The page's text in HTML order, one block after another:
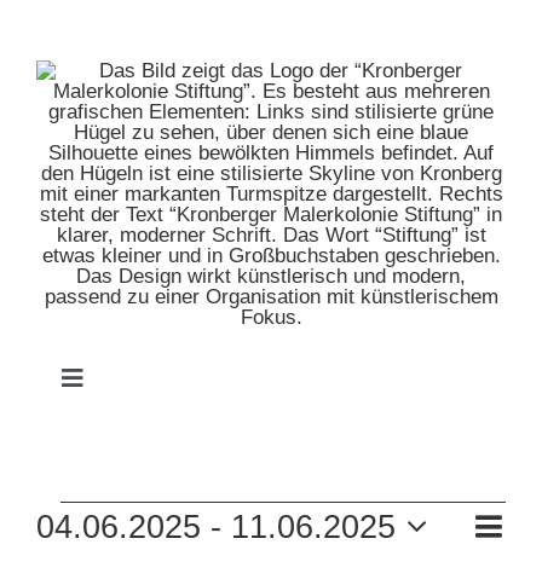
springen
Toggle
MUSEUM
VERANSTALTUNGEN
04.06.2025 - 11.06.2025